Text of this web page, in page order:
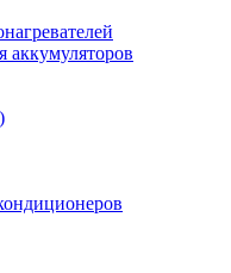
аккумуляторов